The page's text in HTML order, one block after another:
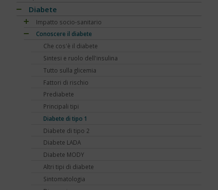
Antiossidanti e radicali liberi
Assistenza e diabete
Associazioni di pazienti con diabete
Automonitoraggio glicemia
Centenario dell'insulina
COVID-19 e diabete
Diabete e obesità
Diabete, obesità e attività fisica
Diabete e celiachia
Diabete e ricerca
Diabete e sonno
Diabete e udito
Diabete e osteoporosi
Diabete, cute e prurito
Educazione terapeutica e diabete
Diabete
Impatto socio-sanitario
Mondo, Europa
Italia
Regioni
Conoscere il diabete
Che cos'è il diabete
Sintesi e ruolo dell'insulina
Tutto sulla glicemia
Fattori di rischio
Prediabete
Principali tipi
Diabete di tipo 1
Diabete di tipo 2
Diabete LADA
Diabete MODY
Altri tipi di diabete
Sintomatologia